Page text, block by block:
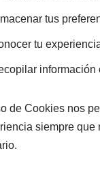
tus
tu
información
de Cookies nos
siempre que